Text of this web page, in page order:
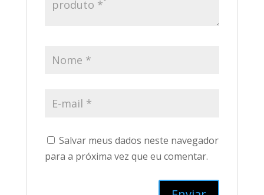
Salvar meus dados neste navegador
para a próxima vez que eu comentar.